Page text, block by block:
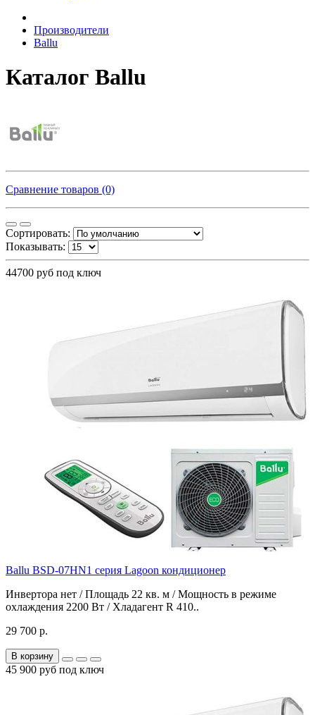
Производители
Ballu
Каталог Ballu
Сравнение товаров (0)
Сортировать:
Показывать:
44700 руб под ключ
Ballu BSD-07HN1 серия Lagoon кондиционер
Инвертора нет / Площадь 22 кв. м / Мощность в режиме
охлаждения 2200 Вт / Хладагент R 410..
29 700 р.
В корзину
45 900 руб под ключ